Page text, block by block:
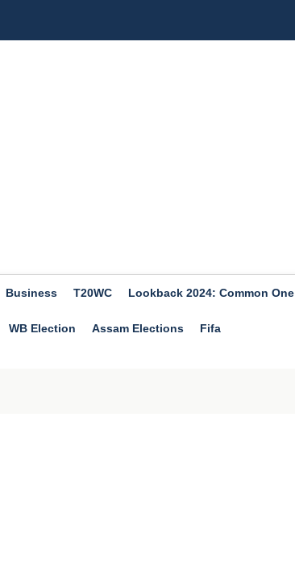
Business T20WC Lookback 2024: Common One
WB Election Assam Elections Fifa